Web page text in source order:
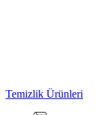
Temizlik Ürünleri